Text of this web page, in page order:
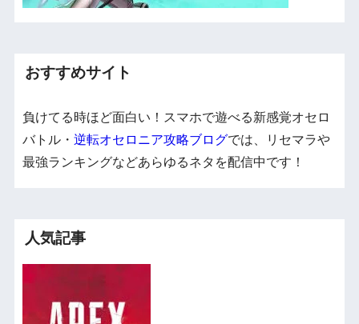
おすすめサイト
負けてる時ほど面白い！スマホで遊べる新感覚オセロ
バトル・ 逆転オセロニア攻略ブログでは、リセマラや
最強ランキングなどあらゆるネタを配信中です！
人気記事